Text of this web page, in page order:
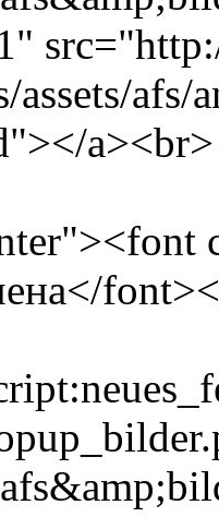
assets/
a><br>